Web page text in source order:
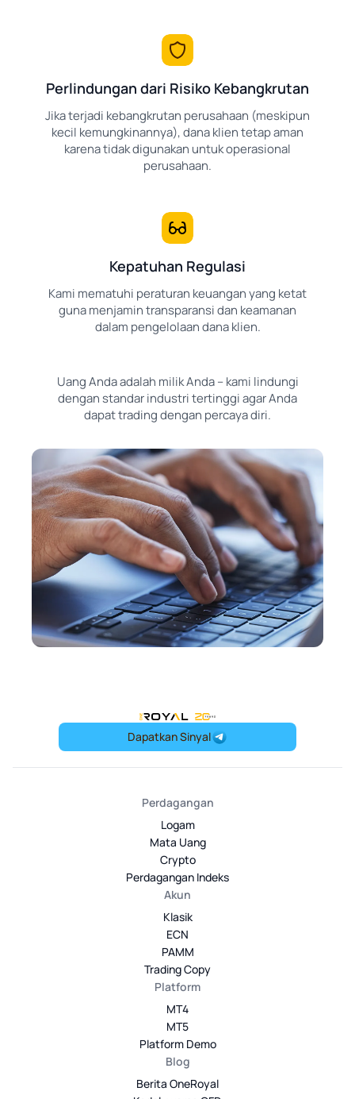
Perlindungan dari Risiko Kebangkrutan
Jika terjadi kebangkrutan perusahaan (meskipun
kecil kemungkinannya), dana klien tetap aman
karena tidak digunakan untuk operasional
perusahaan.
Kepatuhan Regulasi
Kami mematuhi peraturan keuangan yang ketat
guna menjamin transparansi dan keamanan
dalam pengelolaan dana klien.
Uang Anda adalah milik Anda – kami lindungi
dengan standar industri tertinggi agar Anda
dapat trading dengan percaya diri.
OneRoyal Home
Dapatkan Sinyal
Perdagangan
Logam
Mata Uang
Crypto
Perdagangan Indeks
Akun
Klasik
ECN
PAMM
Trading Copy
Platform
MT4
MT5
Platform Demo
Blog
Berita OneRoyal